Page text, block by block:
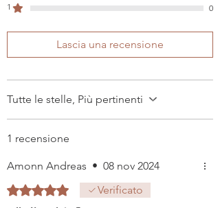
1
0
Lascia una recensione
Tutte le stelle, Più pertinenti
1 recensione
Amonn Andreas • 08 nov 2024
Valutazione 5 stelle su 5.
Verificato